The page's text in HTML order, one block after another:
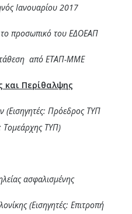
Ιανουαρίου 2017
το προσωπικό του ΕΔΟΕΑΠ
από ΕΤΑΠ-ΜΜΕ
Περίθαλψης
(Εισηγητές: Πρόεδρος ΤΥΠ
Τομεάρχης ΤΥΠ)
ασφαλισμένης
(Εισηγητές: Επιτροπή